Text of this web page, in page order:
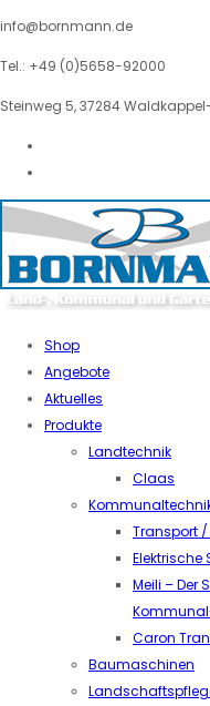
info@bornmann.de
Tel.: +49 (0)5658-92000
Steinweg 5, 37284
Shop
Angebote
Aktuelles
Produkte
Landtechnik
Claas
Transport
Meili – Der
Caron
Baumaschinen